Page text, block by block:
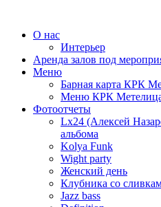
О нас
Интерьер
Аренда залов под
Меню
Барная карта КРК
Меню КРК
Фотоотчеты
Lx24 (Алексей
альбома
Kolya Funk
Wight party
Женский день
Клубника со
Jazz bass